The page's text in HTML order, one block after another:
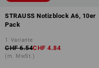
STRAUSS Notizblock A6, 10er
Pack
1 Variante
CHF 6.54CHF 4.84
(m. MwSt.)